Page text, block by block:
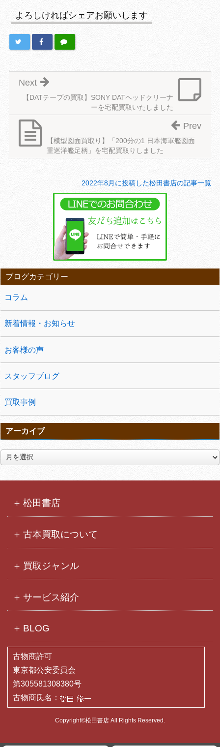
よろしければシェアお願いします
【DATテープの買取】SONY DATヘッドクリーナ
ーを宅配買取いたしました
Next
【模型図面買取り】「200分の1 日本海軍艦図面
重巡洋艦足柄」を宅配買取りしました
Prev
2022年8月に投稿した松田書店の記事一覧
ブログカテゴリー
コラム
新着情報・お知らせ
お客様の声
スタッフブログ
買取事例
アーカイブ
ア
ー
松田書店
古本買取について
買取ジャンル
サービス紹介
BLOG
古物商許可
東京都公安委員会
第305581308380号
古物商氏名：
Copyright©松田書店 All Rights Reserved.